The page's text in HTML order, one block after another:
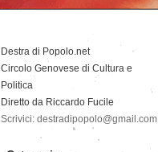
Destra di Popolo.net
Circolo Genovese di Cultura e
Politica
Diretto da Riccardo Fucile
Scrivici: destradipopolo@gmail.com